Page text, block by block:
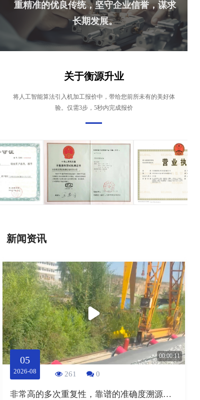
重精准的优良传统，坚守企业信誉，谋求
长期发展。
关于衡源升业
将人工智能算法引入机加工报价中，带给您前所未有的美好体
验。仅需3步，5秒内完成报价
新闻资讯
00:00:11
05
2026-08 261 0
非常高的多次重复性，靠谱的准确度溯源，用最普通的常规仪表就能测出非常精准的原始数据。数据是最有价值的。